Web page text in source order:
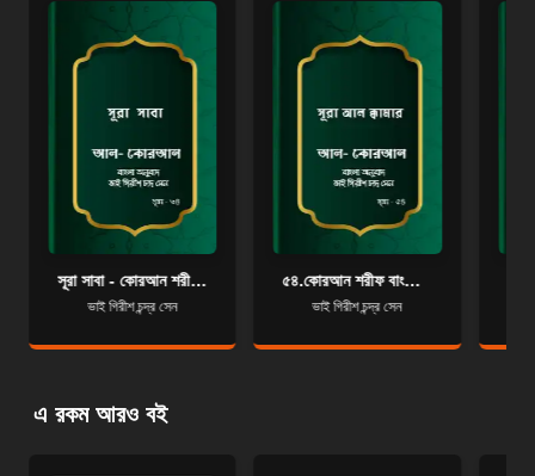
সূরা সাবা - কোরআন শরীফ বাংলা অনুবাদ - সূরা ৩৪
ভাই গিরীশ চন্দ্র সেন
৫৪.কোরআন শরীফ বাংলা অনুবাদ - সূরা আল-ক্বামার
ভাই গিরীশ চন্দ্র সেন
এ রকম আরও বই